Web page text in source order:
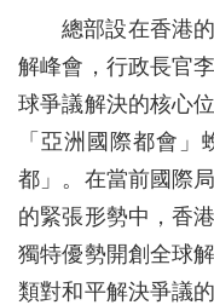
總部設在香港
解峰會，行政長官
球爭議解決的核心
「亞洲國際都會
都」。在當前國際
的緊張形勢中，香
獨特優勢開創全球
類對和平解決爭議